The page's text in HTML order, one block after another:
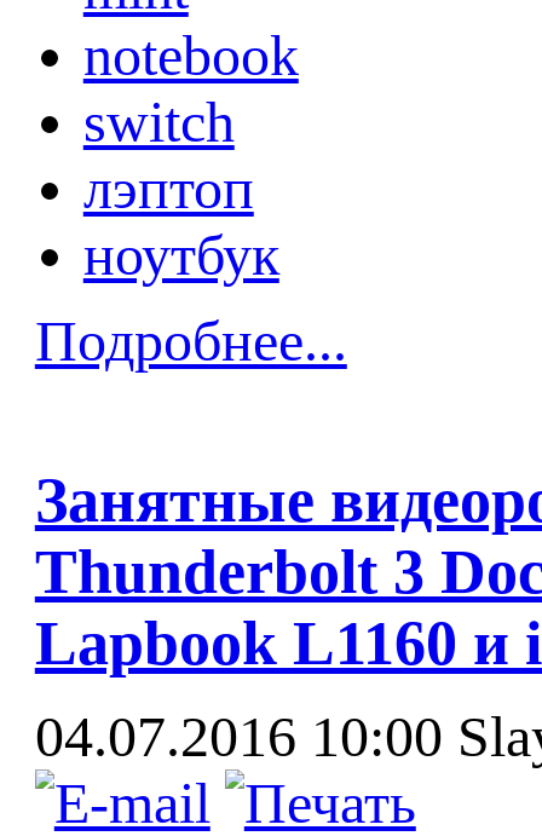
notebook
switch
лэптоп
ноутбук
Подробнее...
Занятные
Thunderbolt 3
Lapbook L1160 и
04.07.2016 10:00